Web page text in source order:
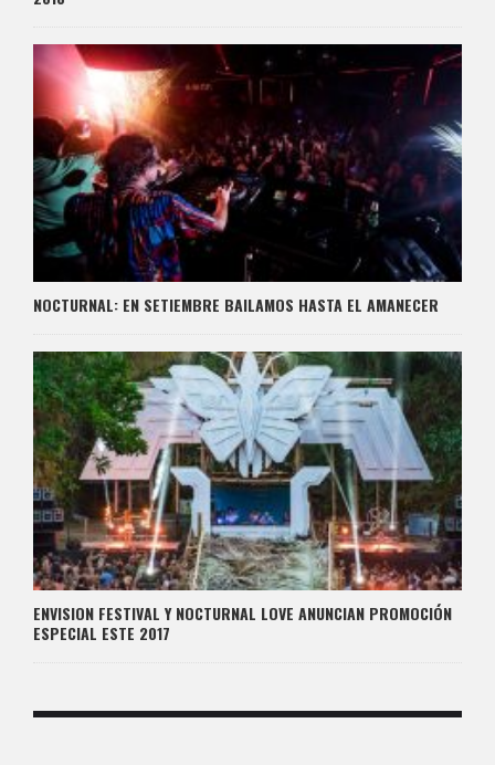
NOCTURNAL: EN SETIEMBRE BAILAMOS HASTA EL AMANECER
ENVISION FESTIVAL Y NOCTURNAL LOVE ANUNCIAN PROMOCIÓN
ESPECIAL ESTE 2017